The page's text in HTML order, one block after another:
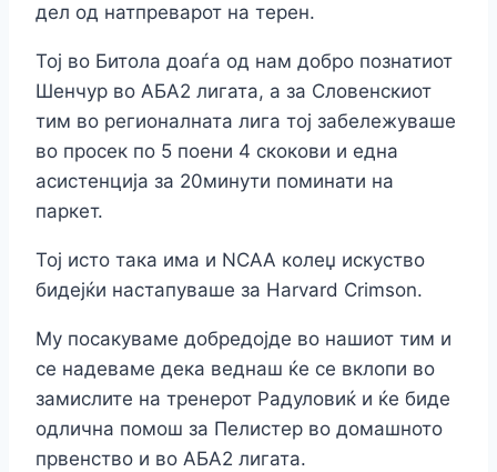
дел од натпреварот на терен.
Тој во Битола доаѓа од нам добро познатиот
Шенчур во АБА2 лигата, а за Словенскиот
тим во регионалната лига тој забележуваше
во просек по 5 поени 4 скокови и една
асистенција за 20минути поминати на
паркет.
Тој исто така има и NCAA колеџ искуство
бидејќи настапуваше за Harvard Crimson.
Му посакуваме добредојде во нашиот тим и
се надеваме дека веднаш ќе се вклопи во
замислите на тренерот Радуловиќ и ќе биде
одлична помош за Пелистер во домашното
првенство и во АБА2 лигата.